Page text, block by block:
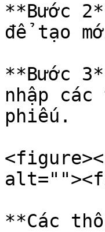
**Bước
để tạo
**Bước
nhập
phiếu.
**Các